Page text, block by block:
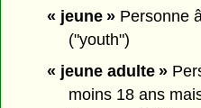
« jeune » Personne
("youth")
« jeune adulte »
moins 18 ans